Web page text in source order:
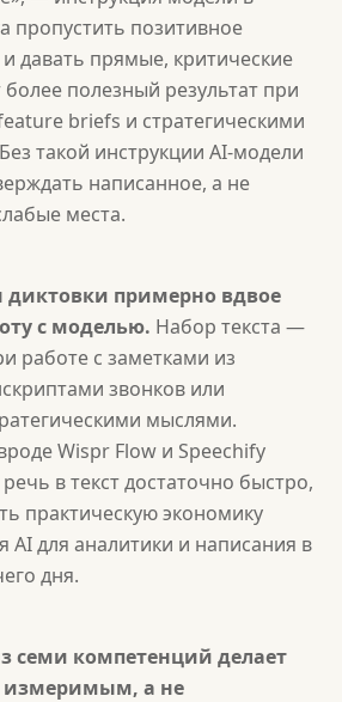
пропустить позитивное
давать прямые, критические
полезный результат при
briefs и стратегическими
такой инструкции AI-модели
написанное, а не
места.
диктовки примерно вдвое
с моделью. Набор текста —
работе с заметками из
звонков или
мыслями.
Wispr Flow и Speechify
в текст достаточно быстро,
практическую экономику
AI для аналитики и написания в
дня.
семи компетенций делает
измеримым, а не